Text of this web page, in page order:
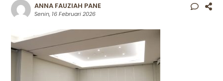
ANNA FAUZIAH PANE
Senin, 16 Februari 2026